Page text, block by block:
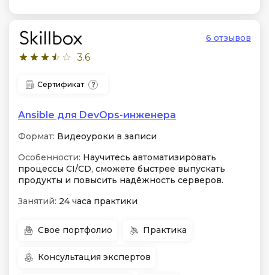
3.6
6 отзывов
Сертификат
Ansible для DevOps-инженера
Формат: Видеоуроки в записи
Особенности: Научитесь автоматизировать
процессы CI/CD, сможете быстрее выпускать
продукты и повысить надёжность серверов.
Занятий: 24 часа практики
Свое портфолио Практика
Консультация экспертов